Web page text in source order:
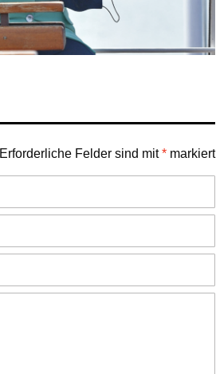
Erforderliche Felder sind mit* markiert